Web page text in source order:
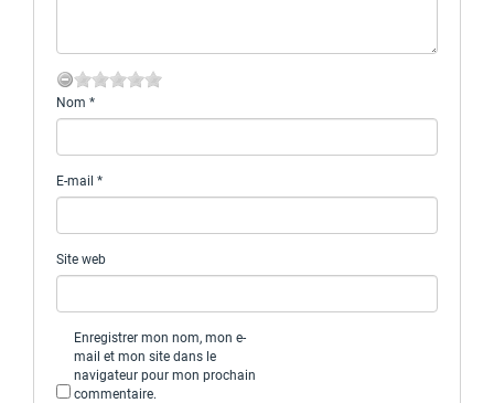
Nom *
E-mail *
Site web
Enregistrer mon nom, mon e-
mail et mon site dans le
navigateur pour mon prochain
commentaire.